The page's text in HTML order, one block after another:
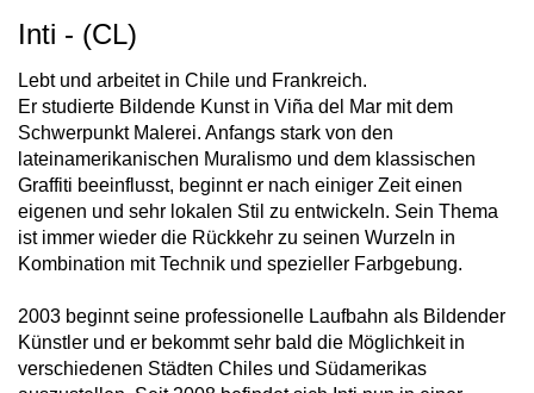
Inti - (CL)
Lebt und arbeitet in Chile und Frankreich.
Er studierte Bildende Kunst in Viña del Mar mit dem
Schwerpunkt Malerei. Anfangs stark von den
lateinamerikanischen Muralismo und dem klassischen
Graffiti beeinflusst, beginnt er nach einiger Zeit einen
eigenen und sehr lokalen Stil zu entwickeln. Sein Thema
ist immer wieder die Rückkehr zu seinen Wurzeln in
Kombination mit Technik und spezieller Farbgebung.
2003 beginnt seine professionelle Laufbahn als Bildender
Künstler und er bekommt sehr bald die Möglichkeit in
verschiedenen Städten Chiles und Südamerikas